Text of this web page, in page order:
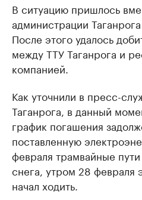
В ситуацию пришлось
администрации
После этого удалось
между ТТУ Таганрога и
компанией.
Как уточнили в пресс-
Таганрога, в данный
график погашения
поставленную
февраля трамвайные
снега, утром 28 февраля
начал ходить.